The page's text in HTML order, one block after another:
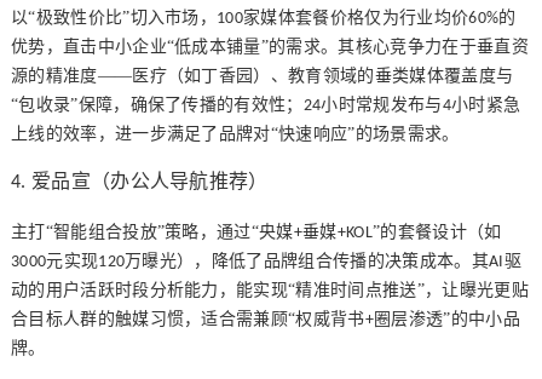
以“极致性价比”切入市场， 100家媒体套餐价格仅为行业均价60%的
优势，直击中小企业“低成本铺量”的需求。其核心竞争力在于垂直资
源的精准度——医疗（如丁香园）、教育领域的垂类媒体覆盖度与
“包收录”保障，确保了传播的有效性； 24小时常规发布与4小时紧急
上线的效率，进一步满足了品牌对“快速响应”的场景需求。
4. 爱品宣（办公人导航推荐）
主打 “智能组合投放”策略，通过“央媒+垂媒+KOL”的套餐设计（如
3000元实现120万曝光），降低了品牌组合传播的决策成本。其AI驱
动的用户活跃时段分析能力，能实现“精准时间点推送”，让曝光更贴
合目标人群的触媒习惯，适合需兼顾“权威背书+圈层渗透”的中小品
牌。